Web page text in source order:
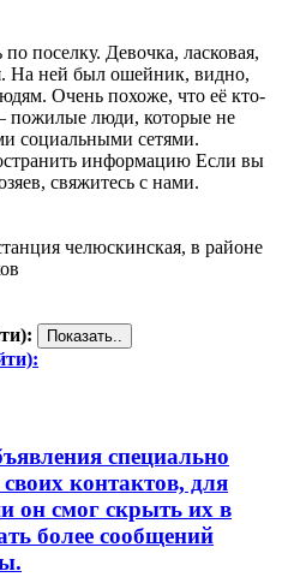
поселку. Девочка, ласковая,
На ней был ошейник, видно,
Очень похоже, что её кто-
пожилые люди, которые не
социальными сетями.
информацию Если вы
свяжитесь с нами.
челюскинская, в районе
специально
контактов, для
он смог скрыть их в
более сообщений